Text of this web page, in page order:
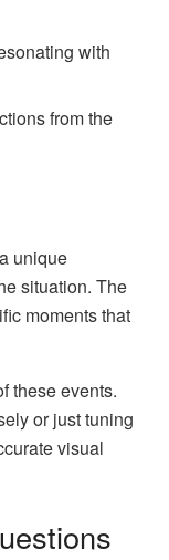
with
from the
unique
situation. The
moments that
these events.
or just tuning
visual